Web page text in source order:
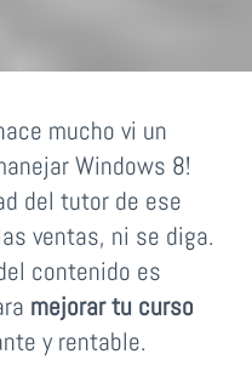
mucho vi un
Windows 8!
del tutor de ese
ventas, ni se diga.
contenido es
mejorar tu curso
y rentable.